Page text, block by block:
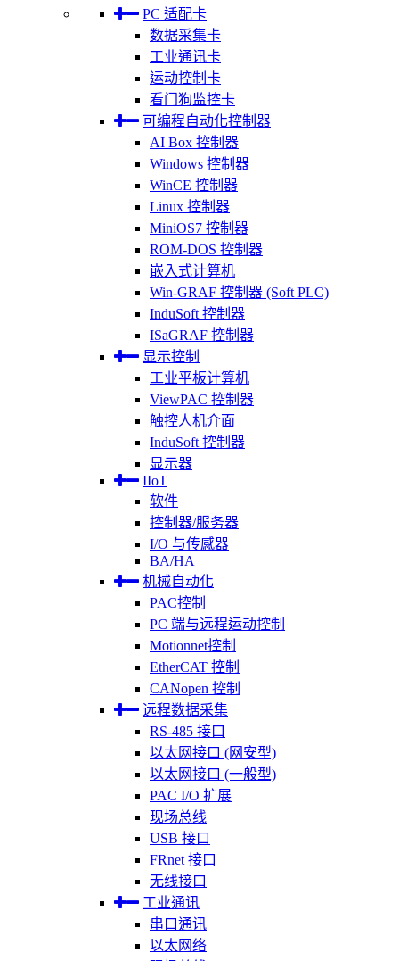
PC 适配卡
数据采集卡
工业通讯卡
运动控制卡
看门狗监控卡
可编程自动化控制器
AI Box 控制器
Windows 控制器
WinCE 控制器
Linux 控制器
MiniOS7 控制器
ROM-DOS 控制器
嵌入式计算机
Win-GRAF 控制器 (Soft PLC)
InduSoft 控制器
ISaGRAF 控制器
显示控制
工业平板计算机
ViewPAC 控制器
触控人机介面
InduSoft 控制器
显示器
IIoT
软件
控制器/服务器
I/O 与传感器
BA/HA
机械自动化
PAC控制
PC 端与远程运动控制
Motionnet控制
EtherCAT 控制
CANopen 控制
远程数据采集
RS-485 接口
以太网接口 (网安型)
以太网接口 (一般型)
PAC I/O 扩展
现场总线
USB 接口
FRnet 接口
无线接口
工业通讯
串口通讯
以太网络